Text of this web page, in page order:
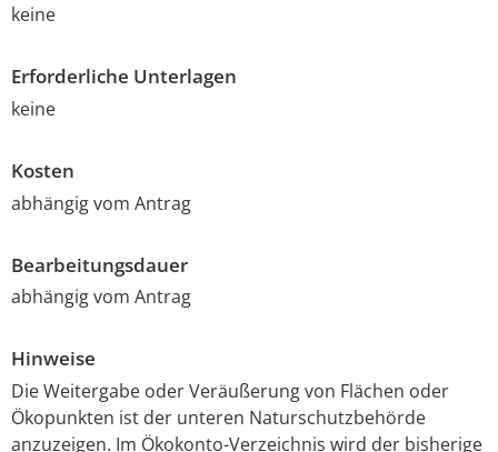
keine
Erforderliche Unterlagen
keine
Kosten
abhängig vom Antrag
Bearbeitungsdauer
abhängig vom Antrag
Hinweise
Die Weitergabe oder Veräußerung von Flächen oder
Ökopunkten ist der unteren Naturschutzbehörde
anzuzeigen. Im Ökokonto-Verzeichnis wird der bisherige